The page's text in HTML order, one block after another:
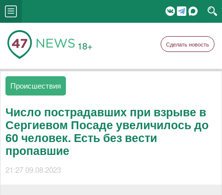
18+ Сделать новость
Происшествия
Число пострадавших при взрыве в
Сергиевом Посаде увеличилось до
60 человек. Есть без вести
пропавшие
21:27 09.08.2023